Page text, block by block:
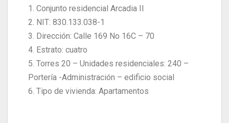
1. Conjunto residencial Arcadia II
2. NIT: 830.133.038-1
3. Dirección: Calle 169 No 16C – 70
4. Estrato: cuatro
5. Torres 20 – Unidades residenciales: 240 –
Portería -Administración – edificio social
6. Tipo de vivienda: Apartamentos